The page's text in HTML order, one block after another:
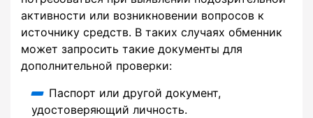
активности или возникновении вопросов к
источнику средств. В таких случаях обменник
может запросить такие документы для
дополнительной проверки:
Паспорт или другой документ,
удостоверяющий личность.